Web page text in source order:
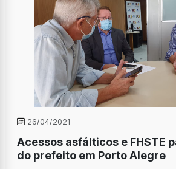
26/04/2021
Acessos asfálticos e FHSTE
do prefeito em Porto Alegre